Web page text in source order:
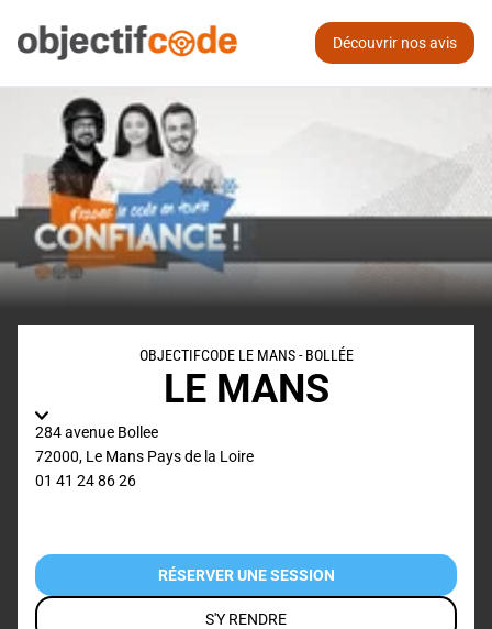
Découvrir nos avis
OBJECTIFCODE LE MANS - BOLLÉE
LE MANS
284 avenue Bollee
72000, Le Mans Pays de la Loire
01 41 24 86 26
RÉSERVER UNE SESSION
S'Y RENDRE